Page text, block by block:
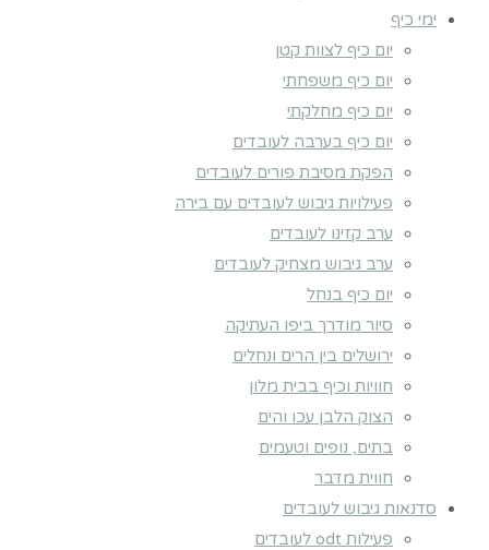
ימי כיף
יום כיף לצוות קטן
יום כיף משפחתי
יום כיף מחלקתי
יום כיף בערבה לעובדים
הפקת מסיבת פורים לעובדים
פעילויות גיבוש לעובדים עם בירה
ערב קזינו לעובדים
ערב גיבוש מצחיק לעובדים
יום כיף בנחל
סיור מודרך ביפו העתיקה
ירושלים בין הרים ונחלים
חוויות וכיף בבית מלון
הצוק הלבן עכו והים
בתים, נופים וטעמים
חווית מדבר
סדנאות גיבוש לעובדים
פעילות odt לעובדים